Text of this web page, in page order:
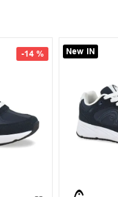
-14 % New IN